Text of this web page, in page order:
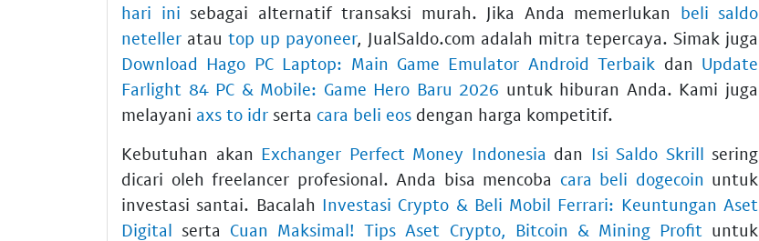
hari ini sebagai alternatif transaksi murah. Jika Anda memerlukan beli saldo
neteller atau top up payoneer, JualSaldo.com adalah mitra tepercaya. Simak juga
Download Hago PC Laptop: Main Game Emulator Android Terbaik dan Update
Farlight 84 PC & Mobile: Game Hero Baru 2026 untuk hiburan Anda. Kami juga
melayani axs to idr serta cara beli eos dengan harga kompetitif.
Kebutuhan akan Exchanger Perfect Money Indonesia dan Isi Saldo Skrill sering
dicari oleh freelancer profesional. Anda bisa mencoba cara beli dogecoin untuk
investasi santai. Bacalah Investasi Crypto & Beli Mobil Ferrari: Keuntungan Aset
Digital serta Cuan Maksimal! Tips Aset Crypto, Bitcoin & Mining Profit untuk